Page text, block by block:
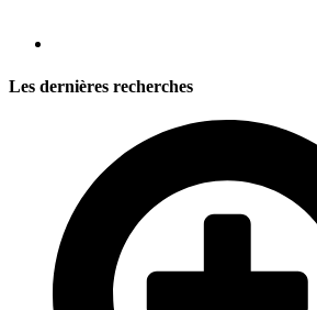
Les dernières recherches